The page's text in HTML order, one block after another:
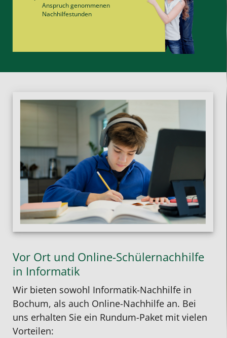
Anspruch genommenen
Nachhilfe­stunden
Vor Ort und Online-Schülernachhilfe
in Informatik
Wir bieten sowohl Informatik-Nachhilfe in
Bochum, als auch Online-Nachhilfe an. Bei
uns erhalten Sie ein Rundum-Paket mit vielen
Vorteilen: